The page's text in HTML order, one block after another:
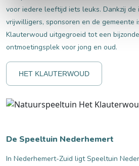
voor iedere leeftijd iets leuks. Dankzij de
vrijwilligers, sponsoren en de gemeente
Klauterwoud uitgegroeid tot een
ontmoetingsplek voor jong en oud.
HET KLAUTERWOUD
De Speeltuin Nederhemert
In Nederhemert-Zuid ligt Speeltuin